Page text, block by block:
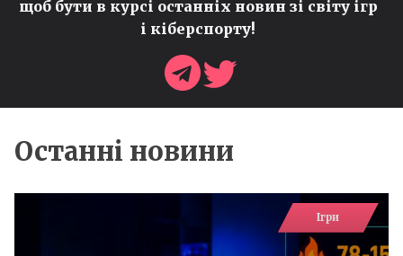
щоб бути в курсі останніх новин зі світу ігр
і кіберспорту!
Останні новини
Ігри